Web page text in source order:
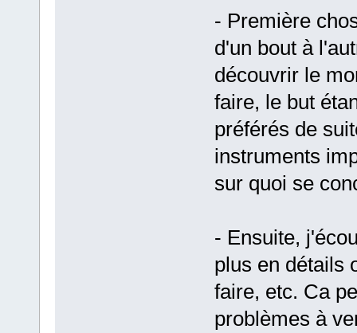
- Première
d'un bout à
découvrir le
faire, le but
préférés de
instruments
sur quoi se
- Ensuite,
plus en détails
faire, etc. Ca
problèmes à